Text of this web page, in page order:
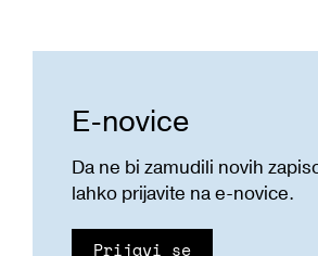
E-novice
Da ne bi zamudili novih
lahko prijavite na e-novice.
Prijavi se